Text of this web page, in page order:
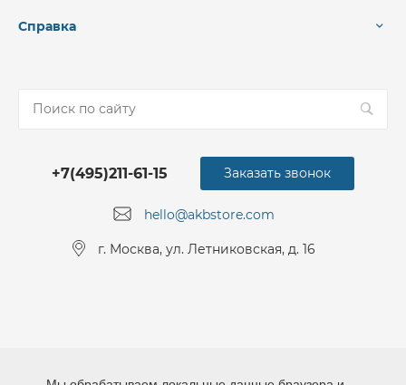
Справка
+7(495)211-61-15
hello@akbstore.com
Заказать звонок
г. Москва, ул. Летниковская, д. 16